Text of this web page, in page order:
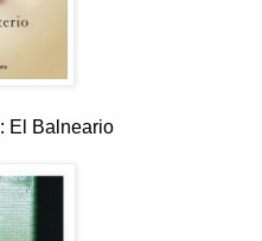
: El Balneario